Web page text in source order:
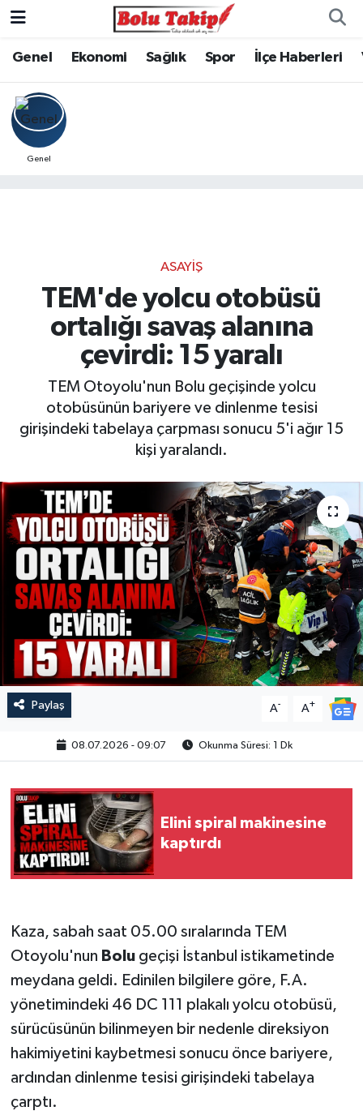
Genel Ekonomi Sağlık Spor İlçe Haberleri
Genel
ASAYIŞ
TEM'de yolcu otobüsü
ortalığı savaş alanına
çevirdi: 15 yaralı
TEM Otoyolu'nun Bolu geçişinde yolcu
otobüsünün bariyere ve dinlenme tesisi
girişindeki tabelaya çarpması sonucu 5'i ağır 15
kişi yaralandı.
Paylaş A- A+
08.07.2026 - 09:07 Okunma Süresi: 1 Dk
Elini spiral makinesine
kaptırdı
Kaza, sabah saat 05.00 sıralarında TEM
Otoyolu'nun Bolugeçişi İstanbul istikametinde
meydana geldi. Edinilen bilgilere göre, F.A.
yönetimindeki 46 DC 111 plakalı yolcu otobüsü,
sürücüsünün bilinmeyen bir nedenle direksiyon
hakimiyetini kaybetmesi sonucu önce bariyere,
ardından dinlenme tesisi girişindeki tabelaya
çarptı.